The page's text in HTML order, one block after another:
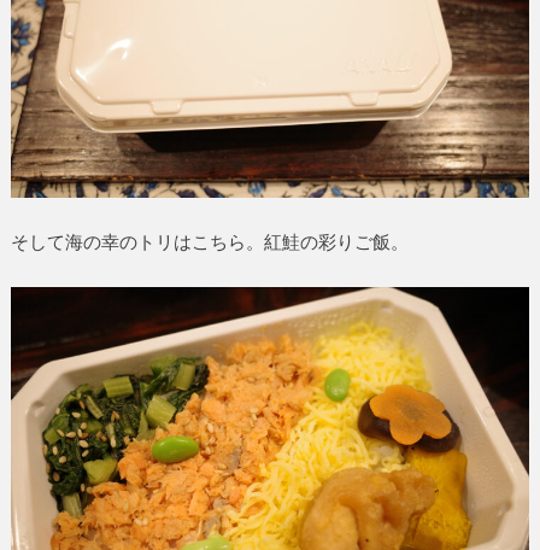
そして海の幸のトリはこちら。紅鮭の彩りご飯。